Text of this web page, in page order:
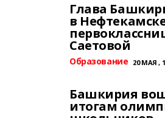
Глава
в
Саетовой
Образование 20 МАЯ ,
Башкирия
итогам